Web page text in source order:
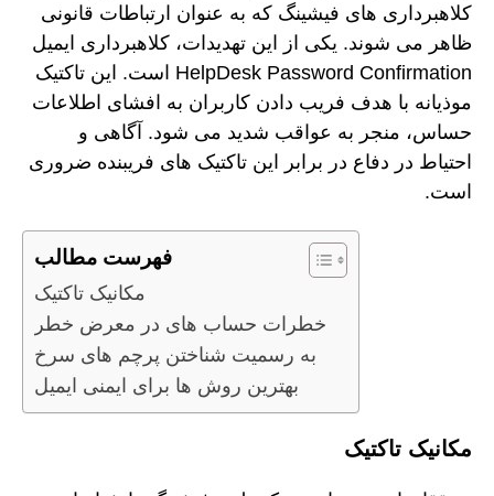
کلاهبرداری های فیشینگ که به عنوان ارتباطات قانونی
ظاهر می شوند. یکی از این تهدیدات، کلاهبرداری ایمیل
HelpDesk Password Confirmation است. این تاکتیک
موذیانه با هدف فریب دادن کاربران به افشای اطلاعات
حساس، منجر به عواقب شدید می شود. آگاهی و
احتیاط در دفاع در برابر این تاکتیک های فریبنده ضروری
است.
فهرست مطالب
مکانیک تاکتیک
خطرات حساب های در معرض خطر
به رسمیت شناختن پرچم های سرخ
بهترین روش ها برای ایمنی ایمیل
مکانیک تاکتیک